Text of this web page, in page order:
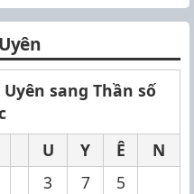
sang Thần số
U Y Ê N
3 7 5